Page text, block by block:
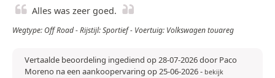
Alles was zeer goed.
Wegtype: Off Road - Rijstijl: Sportief - Voertuig: Volkswagen touareg
Vertaalde beoordeling ingediend op 28-07-2026 door Paco
Moreno na een aankoopervaring op 25-06-2026- bekijk